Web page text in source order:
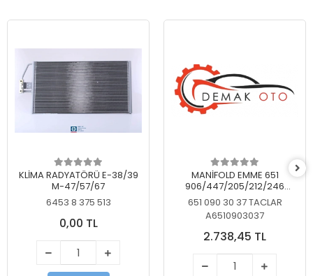
KLİMA RADYATÖRÜ E-38/39
M-47/57/67
6453 8 375 513
0,00 TL
MANİFOLD EMME 651
906/447/205/212/246
KELEBEKSİZ
651 090 30 37 TACLAR
A6510903037
2.738,45 TL